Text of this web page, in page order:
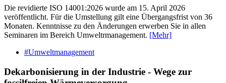
Die revidierte ISO 14001:2026 wurde am 15. April 2026
veröffentlicht. Für die Umstellung gilt eine Übergangsfrist von 36
Monaten. Kenntnisse zu den Änderungen erwerben Sie in allen
Seminaren im Bereich Umweltrmanagement. [Mehr]
#Umweltmanagement
Dekarbonisierung in der Industrie - Wege zur